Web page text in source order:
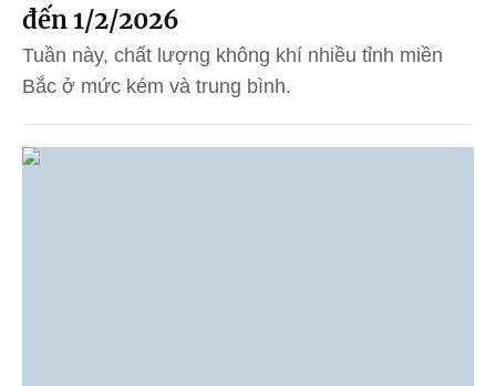
đến 1/2/2026
Tuần này, chất lượng không khí nhiều tỉnh miền
Bắc ở mức kém và trung bình.